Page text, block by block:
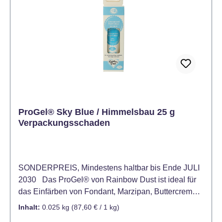
ProGel® Sky Blue / Himmelsbau 25 g
Verpackungsschaden
SONDERPREIS, Mindestens haltbar bis Ende JULI
2030 Das ProGel® von Rainbow Dust ist ideal für
das Einfärben von Fondant, Marzipan, Buttercreme,
Kuchenteig, Biskuit, Candy Melts und vielen
Inhalt: 0.025 kg (87,60 € / 1 kg)